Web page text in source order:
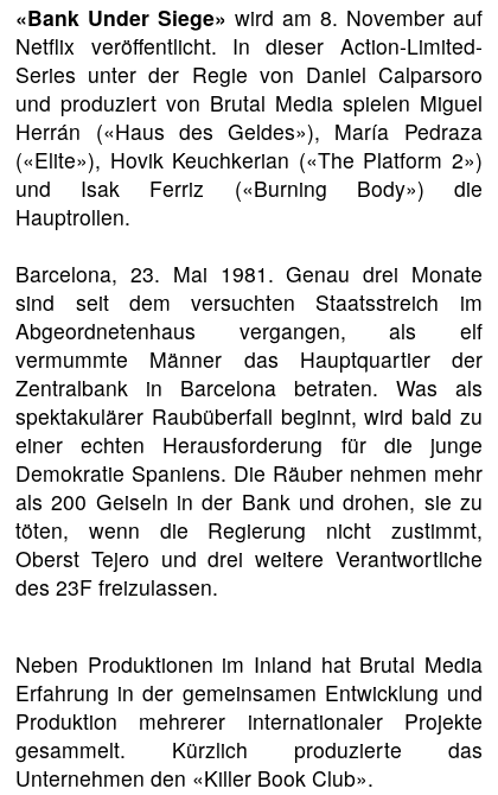
«Bank Under Siege» wird am 8. November auf
Netflix veröffentlicht. In dieser Action-Limited-
Series unter der Regie von Daniel Calparsoro
und produziert von Brutal Media spielen Miguel
Herrán («Haus des Geldes»), María Pedraza
(«Elite»), Hovik Keuchkerian («The Platform 2»)
und Isak Ferriz («Burning Body») die
Hauptrollen.
Barcelona, 23. Mai 1981. Genau drei Monate
sind seit dem versuchten Staatsstreich im
Abgeordnetenhaus vergangen, als elf
vermummte Männer das Hauptquartier der
Zentralbank in Barcelona betraten. Was als
spektakulärer Raubüberfall beginnt, wird bald zu
einer echten Herausforderung für die junge
Demokratie Spaniens. Die Räuber nehmen mehr
als 200 Geiseln in der Bank und drohen, sie zu
töten, wenn die Regierung nicht zustimmt,
Oberst Tejero und drei weitere Verantwortliche
des 23F freizulassen.
Neben Produktionen im Inland hat Brutal Media
Erfahrung in der gemeinsamen Entwicklung und
Produktion mehrerer internationaler Projekte
gesammelt. Kürzlich produzierte das
Unternehmen den «Killer Book Club».